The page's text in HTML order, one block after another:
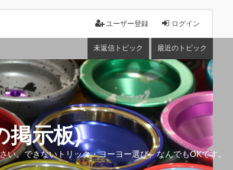
ログイン
ユーザー登録
未返信トピック 最近のトピック
掲示板)
。できないトリック・ヨーヨー選び、なんでもOKです。